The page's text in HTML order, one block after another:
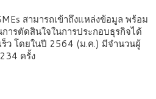
สามารถเข้าถึงแหล่งข้อมูล พร้อม
ารตัดสินใจในการประกอบธุรกิจได้
ว โดยในปี 2564 (ม.ค.) มีจำนวนผู้
ครั้ง